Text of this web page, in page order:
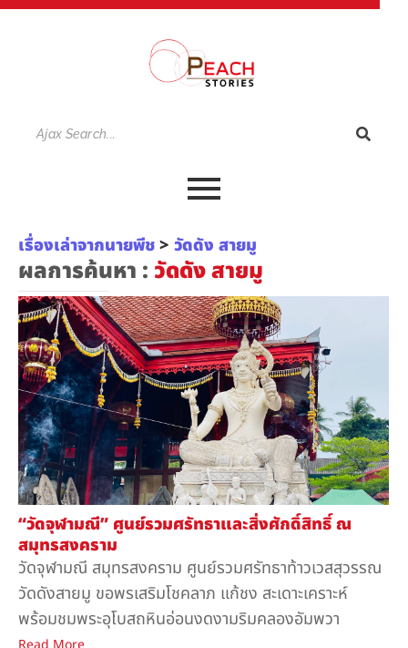
เรื่องเล่าจากนายพีช> วัดดัง สายมู
ผลการค้นหา : วัดดัง สายมู
“วัดจุฬามณี” ศูนย์รวมศรัทธาและสิ่งศักดิ์สิทธิ์ ณ
สมุทรสงคราม
วัดจุฬามณี สมุทรสงคราม ศูนย์รวมศรัทธาท้าวเวสสุวรรณ
วัดดังสายมู ขอพรเสริมโชคลาภ แก้ชง สะเดาะเคราะห์
พร้อมชมพระอุโบสถหินอ่อนงดงามริมคลองอัมพวา